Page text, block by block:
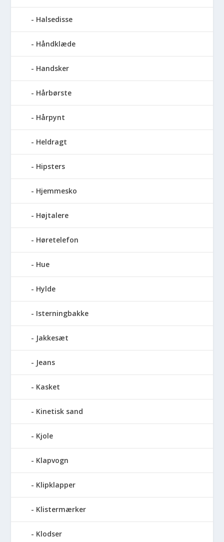
Halsedisse
Håndklæde
Handsker
Hårbørste
Hårpynt
Heldragt
Hipsters
Hjemmesko
Højtalere
Høretelefon
Hue
Hylde
Isterningbakke
Jakkesæt
Jeans
Kasket
Kinetisk sand
Kjole
Klapvogn
Klipklapper
Klistermærker
Klodser